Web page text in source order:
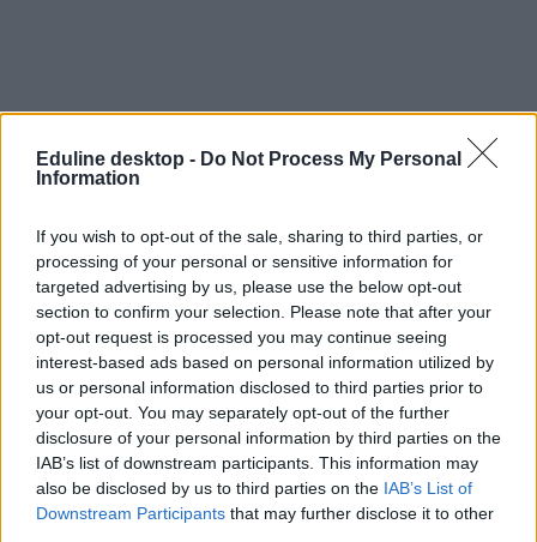
Eduline desktop - Do Not Process My Personal
Information
If you wish to opt-out of the sale, sharing to third parties, or
processing of your personal or sensitive information for
targeted advertising by us, please use the below opt-out
section to confirm your selection. Please note that after your
opt-out request is processed you may continue seeing
interest-based ads based on personal information utilized by
us or personal information disclosed to third parties prior to
your opt-out. You may separately opt-out of the further
disclosure of your personal information by third parties on the
IAB’s list of downstream participants. This information may
also be disclosed by us to third parties on the IAB’s List of
Downstream Participants that may further disclose it to other
egyházi iskola
állami iskola